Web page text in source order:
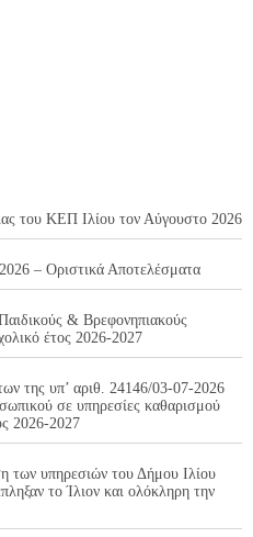
του ΚΕΠ Ιλίου τον Αύγουστο 2026
– Οριστικά Αποτελέσματα
& Βρεφονηπιακούς
έτος 2026-2027
της υπ’ αριθ. 24146/03-07-2026
σε υπηρεσίες καθαρισμού
2026-2027
των υπηρεσιών του Δήμου Ιλίου
το Ίλιον και ολόκληρη την